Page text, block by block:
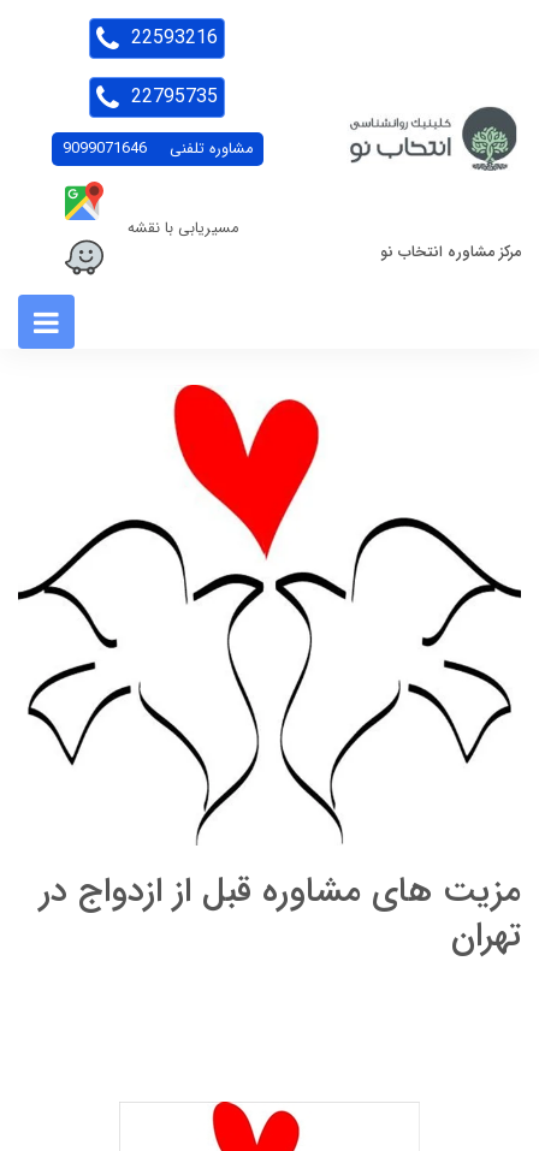
مرکز مشاوره انتخاب نو
مشاوره تلفنی 9099071646
مسیریابی با نقشه
22593216
22795735
مزیت های مشاوره قبل از ازدواج در
تهران